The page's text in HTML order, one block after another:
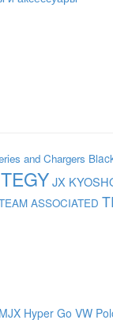
and Chargers
JX
ASSOCIATED